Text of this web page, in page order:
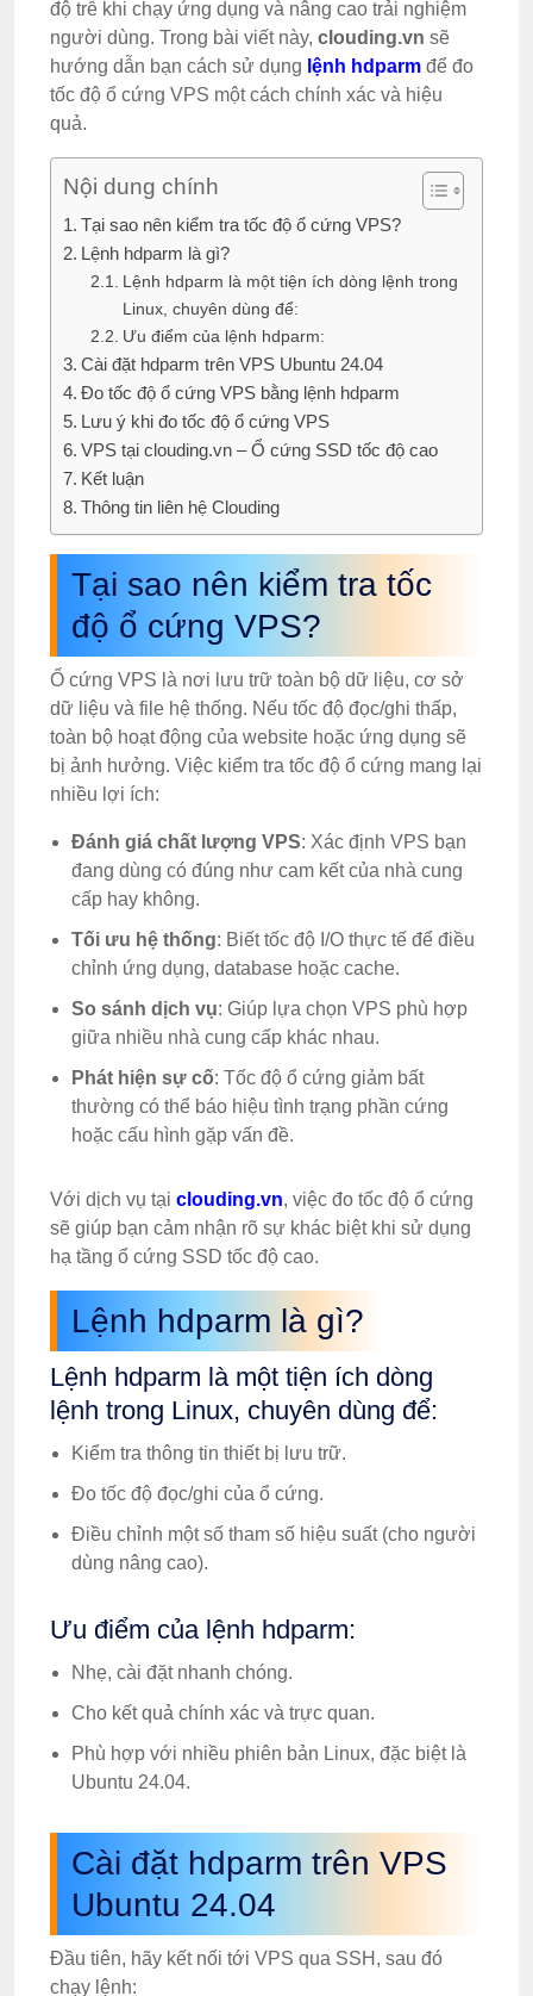
độ trễ khi chạy ứng dụng và nâng cao trải nghiệm
người dùng. Trong bài viết này, clouding.vn sẽ
hướng dẫn bạn cách sử dụng lệnh hdparm để đo
tốc độ ổ cứng VPS một cách chính xác và hiệu
quả.
Nội dung chính
Tại sao nên kiểm tra tốc độ ổ cứng VPS?
Lệnh hdparm là gì?
Lệnh hdparm là một tiện ích dòng lệnh trong
Linux, chuyên dùng để:
Ưu điểm của lệnh hdparm:
Cài đặt hdparm trên VPS Ubuntu 24.04
Đo tốc độ ổ cứng VPS bằng lệnh hdparm
Lưu ý khi đo tốc độ ổ cứng VPS
VPS tại clouding.vn – Ổ cứng SSD tốc độ cao
Kết luận
Thông tin liên hệ Clouding
Tại sao nên kiểm tra tốc
độ ổ cứng VPS?
Ổ cứng VPS là nơi lưu trữ toàn bộ dữ liệu, cơ sở
dữ liệu và file hệ thống. Nếu tốc độ đọc/ghi thấp,
toàn bộ hoạt động của website hoặc ứng dụng sẽ
bị ảnh hưởng. Việc kiểm tra tốc độ ổ cứng mang lại
nhiều lợi ích:
Đánh giá chất lượng VPS: Xác định VPS bạn
đang dùng có đúng như cam kết của nhà cung
cấp hay không.
Tối ưu hệ thống: Biết tốc độ I/O thực tế để điều
chỉnh ứng dụng, database hoặc cache.
So sánh dịch vụ: Giúp lựa chọn VPS phù hợp
giữa nhiều nhà cung cấp khác nhau.
Phát hiện sự cố: Tốc độ ổ cứng giảm bất
thường có thể báo hiệu tình trạng phần cứng
hoặc cấu hình gặp vấn đề.
Với dịch vụ tại clouding.vn, việc đo tốc độ ổ cứng
sẽ giúp bạn cảm nhận rõ sự khác biệt khi sử dụng
hạ tầng ổ cứng SSD tốc độ cao.
Lệnh hdparm là gì?
Lệnh hdparm là một tiện ích dòng
lệnh trong Linux, chuyên dùng để:
Kiểm tra thông tin thiết bị lưu trữ.
Đo tốc độ đọc/ghi của ổ cứng.
Điều chỉnh một số tham số hiệu suất (cho người
dùng nâng cao).
Ưu điểm của lệnh hdparm:
Nhẹ, cài đặt nhanh chóng.
Cho kết quả chính xác và trực quan.
Phù hợp với nhiều phiên bản Linux, đặc biệt là
Ubuntu 24.04.
Cài đặt hdparm trên VPS
Ubuntu 24.04
Đầu tiên, hãy kết nối tới VPS qua SSH, sau đó
chạy lệnh: